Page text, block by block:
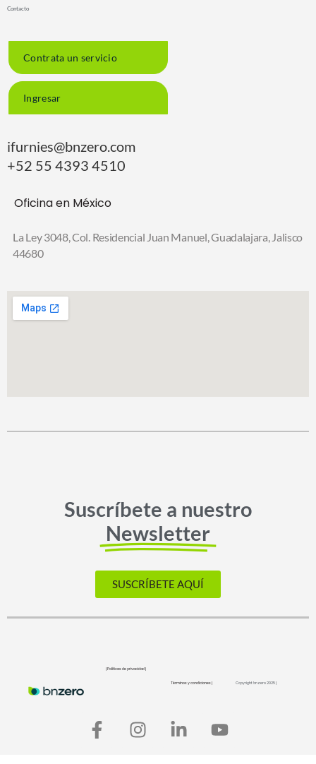
Contacto
Contrata un servicio
Ingresar
ifurnies@bnzero.com
+52 55 4393 4510
Oficina en México
La Ley 3048, Col. Residencial Juan Manuel,Guadalajara, Jalisco
44680
Suscríbete a nuestro
Newsletter
SUSCRÍBETE AQUÍ
| Políticas de privacidad |
Términos y condiciones | Copyright bnzero 2025 |